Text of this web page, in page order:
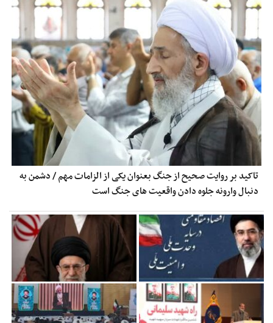
تاکید بر روایت صحیح از جنگ بعنوان یکی از الزامات مهم / دشمن به
دنبال وارونه جلوه دادن واقعیت های جنگ است